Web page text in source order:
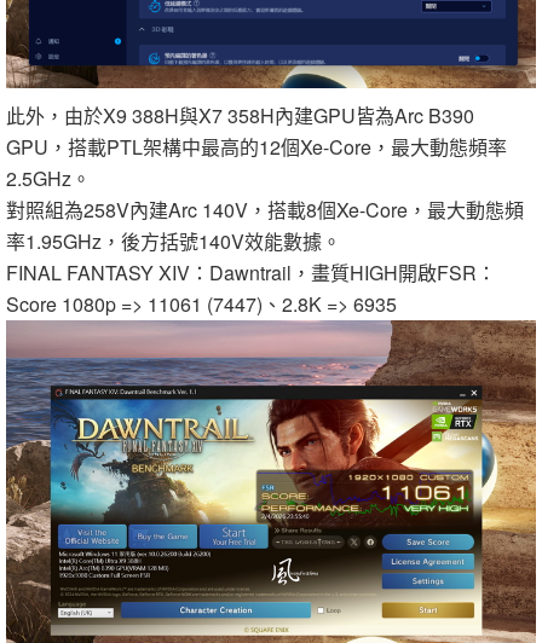
此外，由於X9 388H與X7 358H內建GPU皆為Arc B390
GPU，搭載PTL架構中最高的12個Xe-Core，最大動態頻率
2.5GHz。
對照組為258V內建Arc 140V，搭載8個Xe-Core，最大動態頻
率1.95GHz，後方括號140V效能數據。
FINAL FANTASY XIV：Dawntrail，畫質HIGH開啟FSR：
Score 1080p => 11061 (7447)、2.8K => 6935